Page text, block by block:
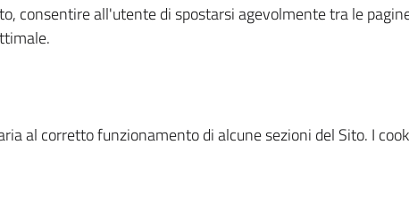
consentire all'utente di spostarsi agevolmente tra le
al corretto funzionamento di alcune sezioni del Sito. I